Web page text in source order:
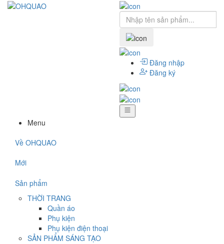
Đăng nhập
Đăng ký
Menu
Về OHQUAO
Mới
Sản phẩm
THỜI TRANG
Quần áo
Phụ kiện
Phụ kiện điện thoại
SẢN PHẨM SÁNG TẠO